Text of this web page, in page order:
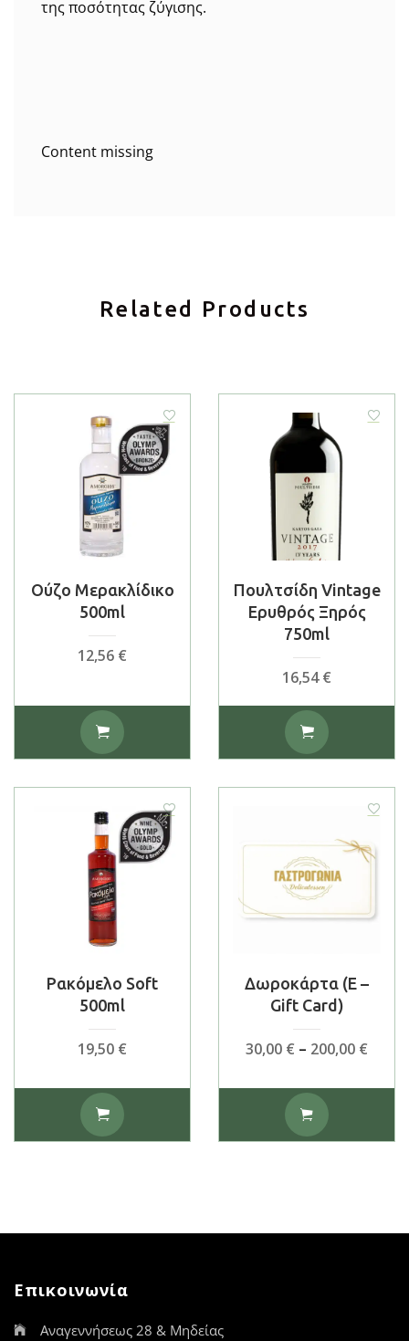
της ποσότητας ζύγισης.
Content missing
Related Products
Ούζο Μερακλίδικο
500ml
12,56 €
Πουλτσίδη Vintage
Ερυθρός Ξηρός
750ml
16,54€
Ρακόμελο Soft
500ml
19,50 €
Δωροκάρτα (E –
Gift Card)
30,00 € – 200,00 €
30,00
το
προϊόν
επιλογές
Επικοινωνία
Αναγεννήσεως 28 & Μηδείας